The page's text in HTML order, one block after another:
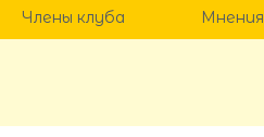
Члены клуба Мнения